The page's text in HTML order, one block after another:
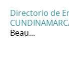
Directorio de
Beau...